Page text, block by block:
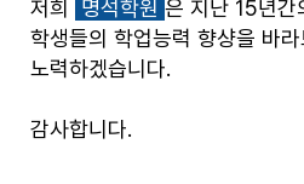
저희 명석학원 은 지난 15년간
학생들의 학업능력 향샹을 바
노력하겠습니다.
감사합니다.